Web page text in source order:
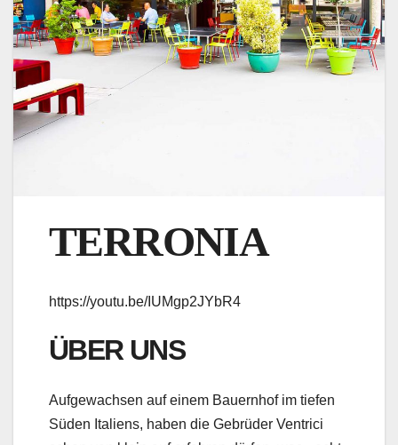
TERRONIA
https://youtu.be/IUMgp2JYbR4
ÜBER UNS
Aufgewachsen auf einem Bauernhof im tiefen
Süden Italiens, haben die Gebrüder Ventrici